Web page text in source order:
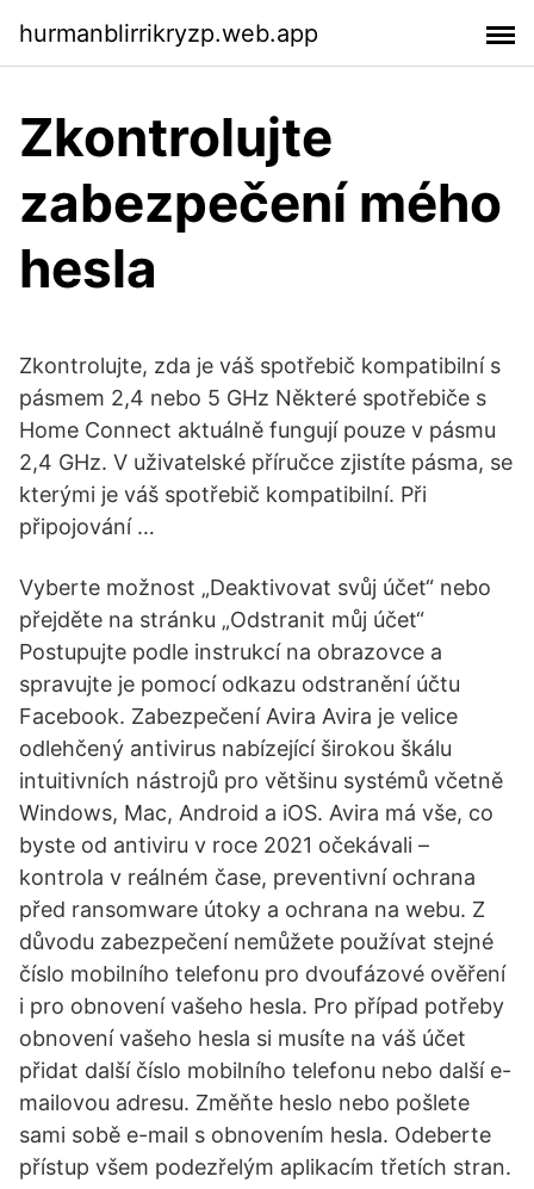
hurmanblirrikryzp.web.app
Zkontrolujte
zabezpečení mého
hesla
Zkontrolujte, zda je váš spotřebič kompatibilní s
pásmem 2,4 nebo 5 GHz Některé spotřebiče s
Home Connect aktuálně fungují pouze v pásmu
2,4 GHz. V uživatelské příručce zjistíte pásma, se
kterými je váš spotřebič kompatibilní. Při
připojování …
Vyberte možnost „Deaktivovat svůj účet“ nebo
přejděte na stránku „Odstranit můj účet“
Postupujte podle instrukcí na obrazovce a
spravujte je pomocí odkazu odstranění účtu
Facebook. Zabezpečení Avira Avira je velice
odlehčený antivirus nabízející širokou škálu
intuitivních nástrojů pro většinu systémů včetně
Windows, Mac, Android a iOS. Avira má vše, co
byste od antiviru v roce 2021 očekávali –
kontrola v reálném čase, preventivní ochrana
před ransomware útoky a ochrana na webu. Z
důvodu zabezpečení nemůžete používat stejné
číslo mobilního telefonu pro dvoufázové ověření
i pro obnovení vašeho hesla. Pro případ potřeby
obnovení vašeho hesla si musíte na váš účet
přidat další číslo mobilního telefonu nebo další e-
mailovou adresu. Změňte heslo nebo pošlete
sami sobě e-mail s obnovením hesla. Odeberte
přístup všem podezřelým aplikacím třetích stran.